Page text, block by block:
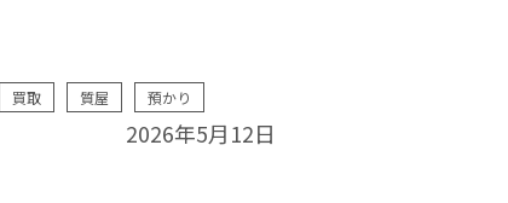
買取 質屋 預かり
2026年5月12日